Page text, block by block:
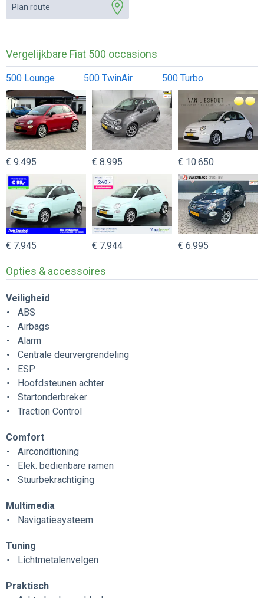
Plan route
Vergelijkbare Fiat 500 occasions
500 Lounge 500 TwinAir 500 Turbo
€ 9.495 € 8.995 € 10.650
€ 7.945 € 7.944 € 6.995
Opties & accessoires
Veiligheid
ABS
Airbags
Alarm
Centrale deurvergrendeling
ESP
Hoofdsteunen achter
Startonderbreker
Traction Control
Comfort
Airconditioning
Elek. bedienbare ramen
Stuurbekrachtiging
Multimedia
Navigatiesysteem
Tuning
Lichtmetalenvelgen
Praktisch